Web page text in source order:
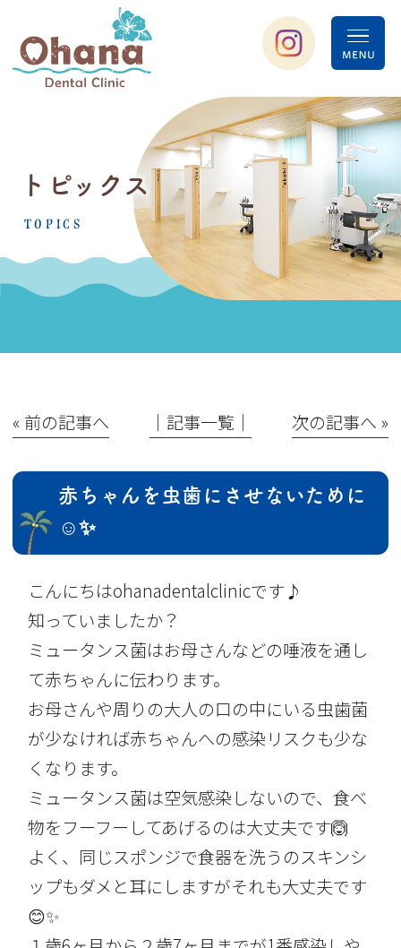
トピックス
TOPICS
« 前の記事へ │記事一覧│ 次の記事へ »
赤ちゃんを虫歯にさせないために
☺️✨
こんにちはohanadentalclinicです♪
知っていましたか？
ミュータンス菌はお母さんなどの唾液を通し
て赤ちゃんに伝わります。
お母さんや周りの大人の口の中にいる虫歯菌
が少なければ赤ちゃんへの感染リスクも少な
くなります。
ミュータンス菌は空気感染しないので、食べ
物をフーフーしてあげるのは大丈夫です🙆
よく、同じスポンジで食器を洗うのスキンシ
ップもダメと耳にしますがそれも大丈夫です
😊✨